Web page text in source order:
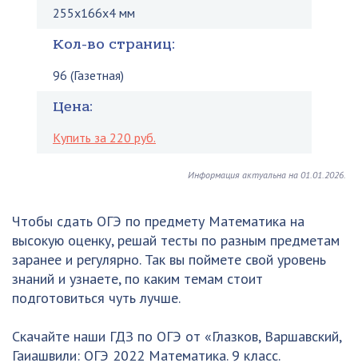
255x166x4 мм
Кол-во страниц:
96 (Газетная)
Цена:
Купить за 220 руб.
Информация актуальна на 01.01.2026.
Чтобы сдать ОГЭ по предмету Математика на
высокую оценку, решай тесты по разным предметам
заранее и регулярно. Так вы поймете свой уровень
знаний и узнаете, по каким темам стоит
подготовиться чуть лучше.
Скачайте наши ГДЗ по ОГЭ от «Глазков, Варшавский,
Гаиашвили: ОГЭ 2022 Математика. 9 класс.